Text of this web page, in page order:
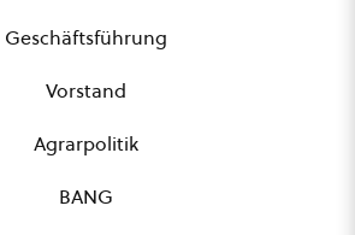
Geschäftsführung
Vorstand
Agrarpolitik
BANG